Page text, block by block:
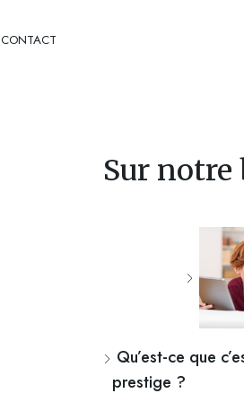
CONTACT
Sur notre
Qu’est-ce que
prestige ?